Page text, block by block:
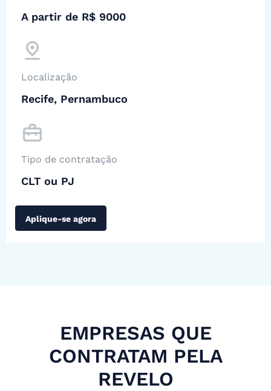
A partir de R$ 9000
Localização
Recife, Pernambuco
Tipo de contratação
CLT ou PJ
Aplique-se agora
EMPRESAS QUE
CONTRATAM PELA
REVELO